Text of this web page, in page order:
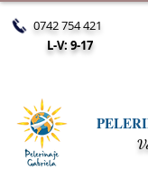
0742 754 421
L-V: 9-17
V